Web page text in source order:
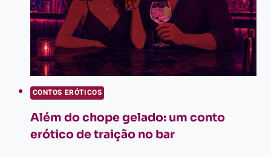
SEGURANÇAS
NO
CAMARIM
DO
FESTIVAL
CONTOS ERÓTICOS
Além do chope gelado: um conto
erótico de traição no bar